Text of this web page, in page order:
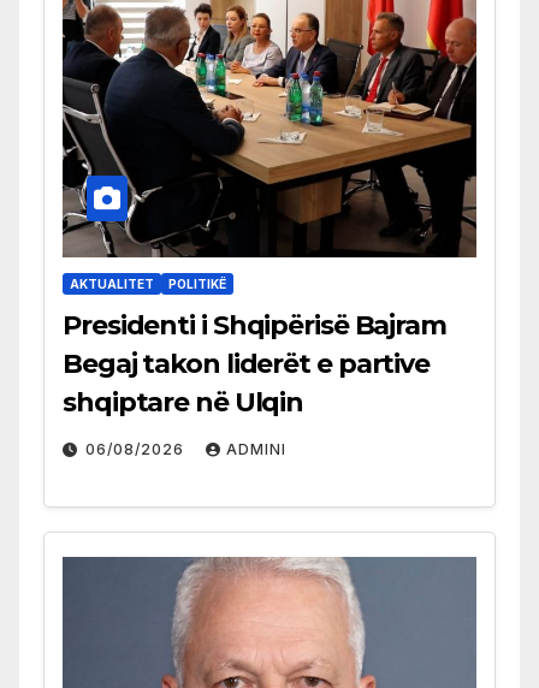
AKTUALITET POLITIKË
Presidenti i Shqipërisë Bajram
Begaj takon liderët e partive
shqiptare në Ulqin
06/08/2026 ADMINI